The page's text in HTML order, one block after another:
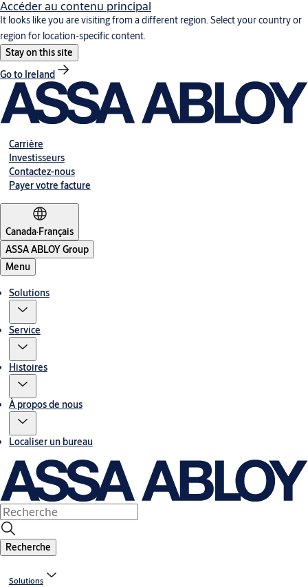
Accéder au contenu principal
It looks like you are visiting from a different region. Select your country or
region for location-specific content.
Stay on this site
Go to Ireland
Carrière
Investisseurs
Contactez-nous
Payer votre facture
Canada·Français
ASSA ABLOY Group
Menu
Solutions
Service
Histoires
À propos de nous
Localiser un bureau
Recherche
Solutions